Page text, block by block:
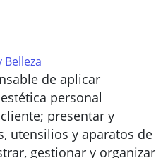
de aplicar
personal
presentar y
utensilios y aparatos de
gestionar y organizar